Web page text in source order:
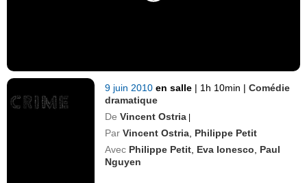
9 juin 2010en salle | 1h 10min | Comédie
dramatique
De Vincent Ostria |
Par Vincent Ostria Philippe Petit
Avec Philippe Petit Eva Ionesco
Paul
Nguyen